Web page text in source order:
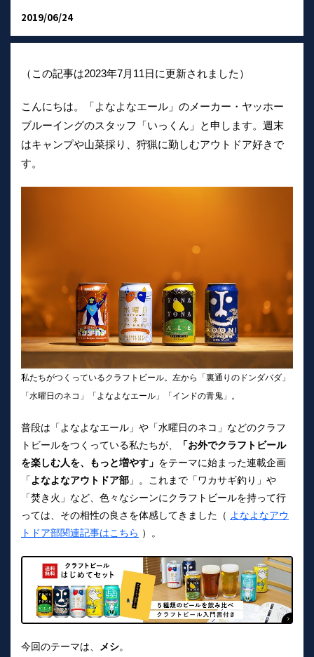
2019/06/24
（この記事は2023年7月11日に更新されました）
こんにちは。「よなよなエール」のメーカー・ヤッホー
ブルーイングのスタッフ「いっくん」と申します。週末
はキャンプや山菜採り、狩猟に勤しむアウトドア好きで
す。
私たちがつくっているクラフトビール。左から「裏通りのドンダバダ」
「水曜日のネコ」「よなよなエール」「インドの青鬼」。
普段は「よなよなエール」や「水曜日のネコ」などのクラフ
トビールをつくっている私たちが、
「お外でクラフトビール
を楽しむ人を、もっと増やす」 をテーマに始まった連載企画
「 よなよなアウトドア部 」。これまで「ワカサギ釣り」や
「焚き火」など、色々なシーンにクラフトビールを持って行
っては、その相性の良さを体感してきました（ よなよなアウ
トドア部関連記事はこちら ）。
今回のテーマは、 メシ。